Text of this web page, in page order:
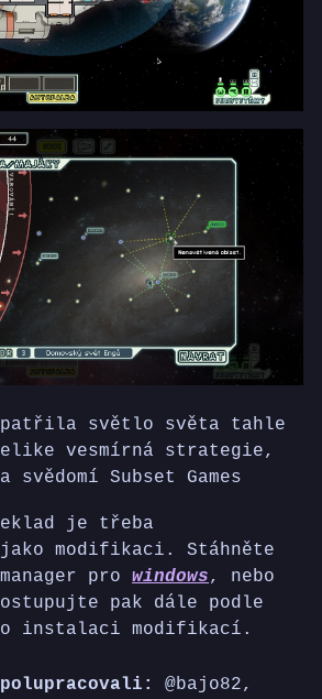
světlo světa tahle
vesmírná strategie,
Subset Games
je třeba
modifikaci. Stáhněte
pro windows, nebo
pak dále podle
instalaci modifikací.
@bajo82,